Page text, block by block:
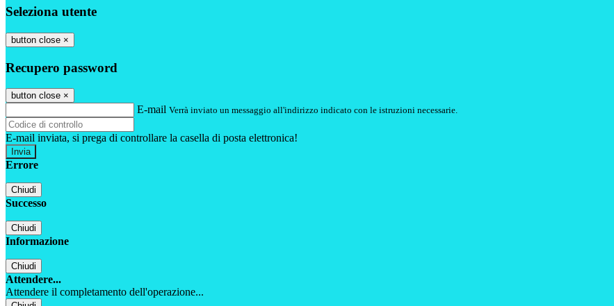
Seleziona utente
button close ×
Recupero password
button close ×
E-mail Verrà inviato un messaggio all'indirizzo indicato con le istruzioni necessarie.
E-mail inviata, si prega di controllare la casella di posta elettronica!
Errore
Chiudi
Successo
Chiudi
Informazione
Chiudi
Attendere...
Attendere il completamento dell'operazione...